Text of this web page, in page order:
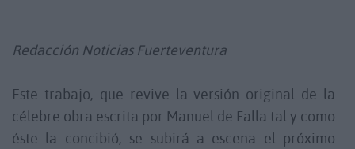
Redacción Noticias Fuerteventura
Este trabajo, que revive la versión original de la
célebre obra escrita por Manuel de Falla tal y como
éste la concibió, se subirá a escena el próximo